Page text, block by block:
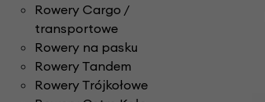
Rowery Cargo /
transportowe
Rowery na pasku
Rowery Tandem
Rowery Trójkołowe